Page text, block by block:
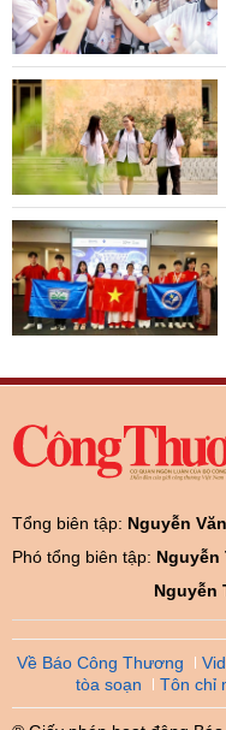
Tổng biên tập: Nguyễn
Phó tổng biên tập: Nguyễn
Nguyễn
Về Báo Công Thương
tòa soạn
Tôn chỉ